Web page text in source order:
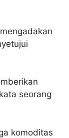
seorang
komoditas